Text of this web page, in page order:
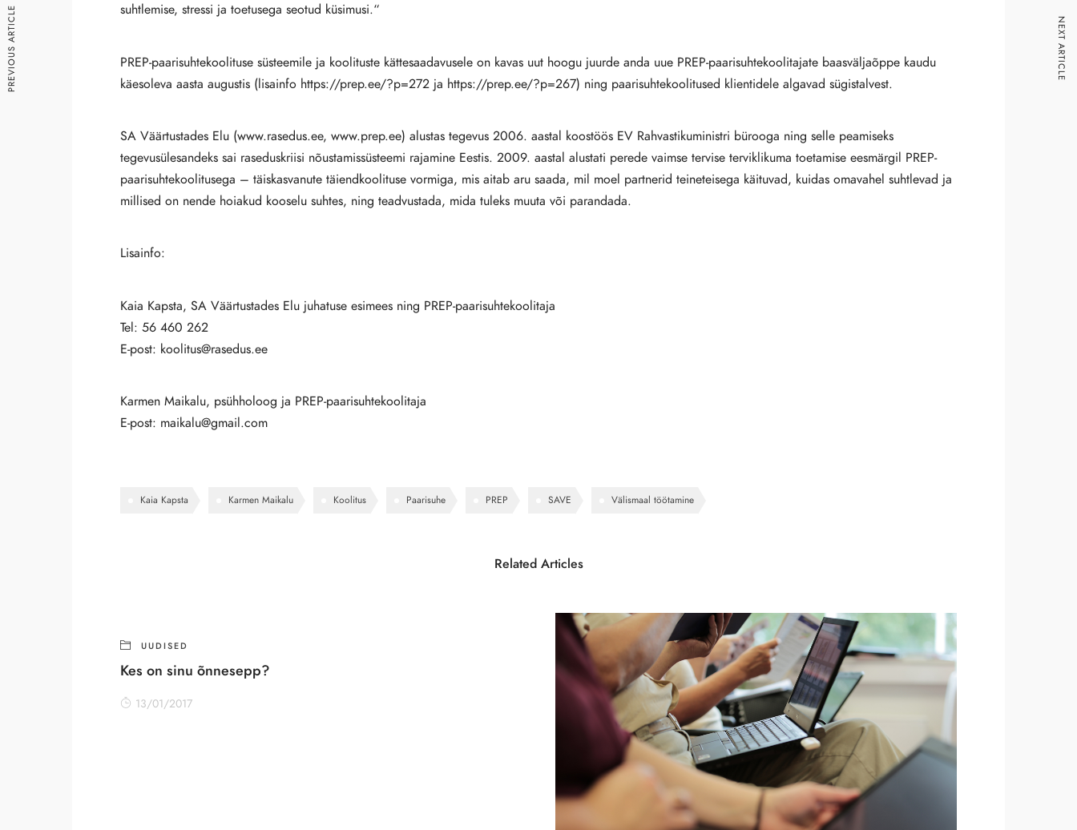
suhtlemise, stressi ja toetusega seotud küsimusi.“
PREP-paarisuhtekoolituse süsteemile ja koolituste kättesaadavusele on kavas uut hoogu juurde anda uue PREP-paarisuhtekoolitajate baasväljaõppe kaudu
käesoleva aasta augustis (lisainfo https://prep.ee/?p=272 ja https://prep.ee/?p=267) ning paarisuhtekoolitused klientidele algavad sügistalvest.
SA Väärtustades Elu (www.rasedus.ee, www.prep.ee) alustas tegevus 2006. aastal koostöös EV Rahvastikuministri bürooga ning selle peamiseks
tegevusülesandeks sai raseduskriisi nõustamissüsteemi rajamine Eestis. 2009. aastal alustati perede vaimse tervise terviklikuma toetamise eesmärgil PREP-
paarisuhtekoolitusega – täiskasvanute täiendkoolituse vormiga, mis aitab aru saada, mil moel partnerid teineteisega käituvad, kuidas omavahel suhtlevad ja
millised on nende hoiakud kooselu suhtes, ning teadvustada, mida tuleks muuta või parandada.
Lisainfo:
Kaia Kapsta, SA Väärtustades Elu juhatuse esimees ning PREP-paarisuhtekoolitaja
Tel: 56 460 262
E-post: koolitus@rasedus.ee
Karmen Maikalu, psühholoog ja PREP-paarisuhtekoolitaja
E-post: maikalu@gmail.com
Kaia Kapsta Karmen Maikalu Koolitus Paarisuhe PREP SAVE Välismaal töötamine
Related Articles
UUDISED
Kes on sinu õnnesepp?
13/01/2017
PREVIOUS ARTICLE NEXT ARTICLE